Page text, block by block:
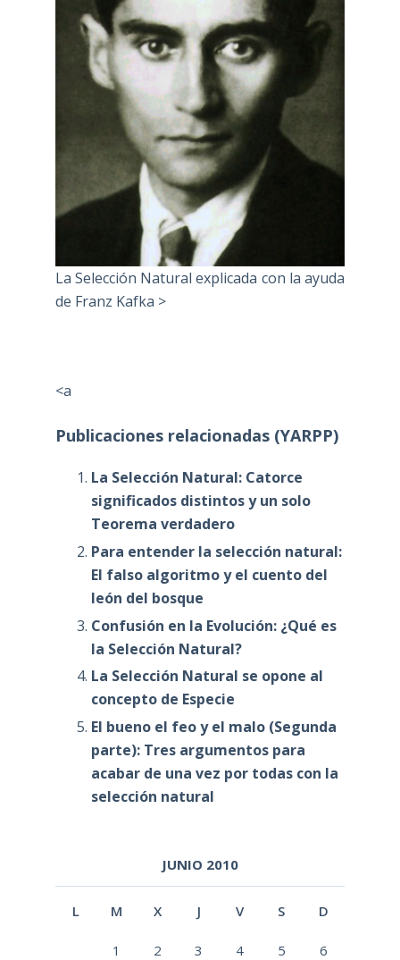
La Selección Natural explicada con la ayuda
de Franz Kafka >
<a
Publicaciones relacionadas (YARPP)
La Selección Natural: Catorce
significados distintos y un solo
Teorema verdadero
Para entender la selección natural:
El falso algoritmo y el cuento del
león del bosque
Confusión en la Evolución: ¿Qué es
la Selección Natural?
La Selección Natural se opone al
concepto de Especie
El bueno el feo y el malo (Segunda
parte): Tres argumentos para
acabar de una vez por todas con la
selección natural
JUNIO 2010
L M X J V S D
1 2 3 4 5 6